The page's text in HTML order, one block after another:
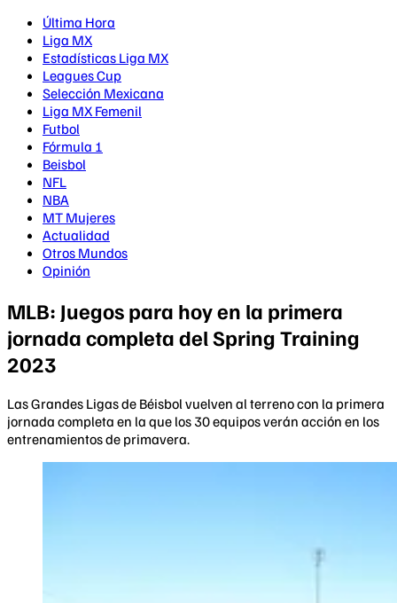
Última Hora
Liga MX
Estadísticas Liga MX
Leagues Cup
Selección Mexicana
Liga MX Femenil
Futbol
Fórmula 1
Beisbol
NFL
NBA
MT Mujeres
Actualidad
Otros Mundos
Opinión
MLB: Juegos para hoy en la primera
jornada completa del Spring Training
2023
Las Grandes Ligas de Béisbol vuelven al terreno con la primera
jornada completa en la que los 30 equipos verán acción en los
entrenamientos de primavera.